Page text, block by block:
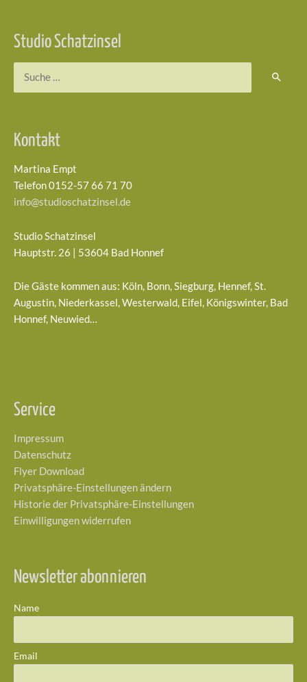
Studio Schatzinsel
Kontakt
Martina Empt
Telefon 0152-57 66 71 70
info@studioschatzinsel.de
Studio Schatzinsel
Hauptstr. 26 | 53604 Bad Honnef
Die Gäste kommen aus: Köln, Bonn, Siegburg, Hennef, St.
Augustin, Niederkassel, Westerwald, Eifel, Königswinter, Bad
Honnef, Neuwied…
Service
Impressum
Datenschutz
Flyer Download
Privatsphäre-Einstellungen ändern
Historie der Privatsphäre-Einstellungen
Einwilligungen widerrufen
Newsletter abonnieren
Name
Email